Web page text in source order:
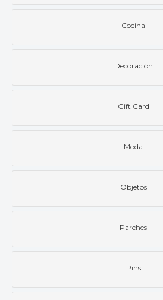
Cocina
Decoración
Gift Card
Moda
Objetos
Parches
Pins